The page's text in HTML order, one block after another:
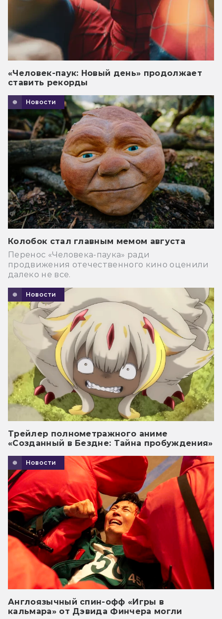
«Человек-паук: Новый день» продолжает
ставить рекорды
Новости
Колобок стал главным мемом августа
Перенос «Человека-паука» ради
продвижения отечественного кино оценили
далеко не все.
Новости
Трейлер полнометражного аниме
«Созданный в Бездне: Тайна пробуждения»
Новости
Англоязычный спин-офф «Игры в
кальмара» от Дэвида Финчера могли